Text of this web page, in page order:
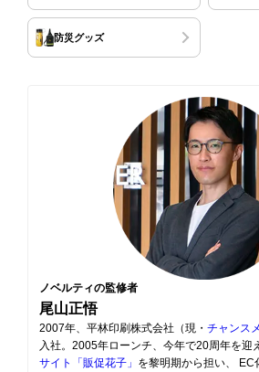
防災グッズ
ノベルティの監修者
尾山正悟
2007年、平林印刷株式会社（現・ チャンス
入社。2005年ローンチ、今年で20周年を迎
サイト「販促花子」 を黎明期から担い、